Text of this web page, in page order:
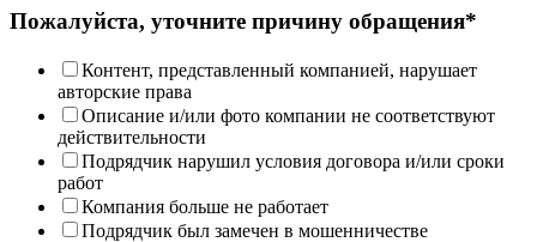
Пожалуйста, уточните причину обращения*
Контент, представленный компанией, нарушает
авторские права
Описание и/или фото компании не соответствуют
действительности
Подрядчик нарушил условия договора и/или сроки
работ
Компания больше не работает
Подрядчик был замечен в мошенничестве